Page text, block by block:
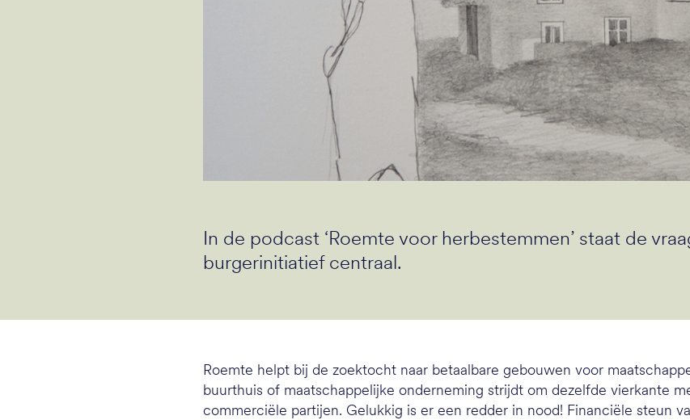
In de podcast ‘Roemte voor herbestemmen’ staat de
burgerinitiatief centraal.
Roemte helpt bij de zoektocht naar betaalbare gebouwen voor
buurthuis of maatschappelijke onderneming strijdt om dezelfde vierkante
commerciële partijen. Gelukkig is er een redder in nood! Financiële steun